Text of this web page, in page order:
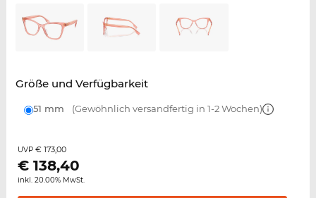
Größe und Verfügbarkeit
51 mm (Gewöhnlich versandfertig in 1-2 Wochen)
UVP € 173,00
€ 138,40
inkl. 20.00% MwSt.